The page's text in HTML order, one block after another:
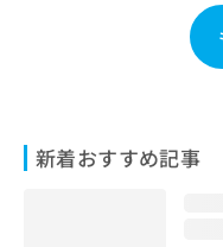
新着おすすめ記事
は